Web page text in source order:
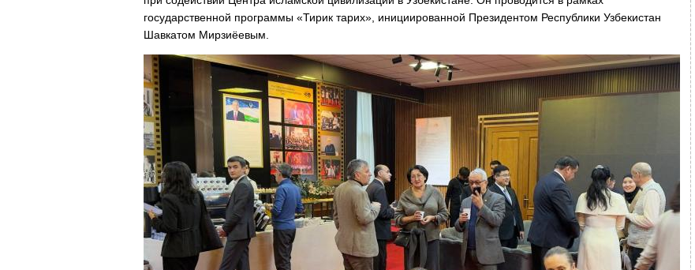
государственной программы «Тирик тарих», инициированной Президентом Республики Узбекистан
Шавкатом Мирзиёевым.